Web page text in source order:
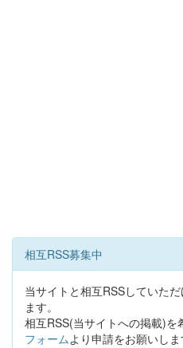
相互RSS募集中
当サイトと相互RSSしていた
ます。
相互RSS(当サイトへの掲載)を
フォームより申請をお願いしま